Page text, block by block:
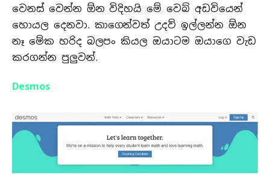
වෙනස් වෙන්න ඕන විදිහයි මේ වෙබ් අඩවියෙන්
හොයල දෙනවා. කාගෙන්වත් උදව් ඉල්ලන්න ඕන
නෑ මේක හරිද බලපං කියල ඔයාටම ඔයාගෙ වැඩ
කරගන්න පුලුවන්.
Desmos